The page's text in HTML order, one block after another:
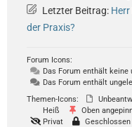
Letzter Beitrag: Herr
der Praxis?
Forum Icons:
Das Forum enthält keine
Das Forum enthält
Themen-Icons:
Heiß
Oben
Privat
Geschlossen